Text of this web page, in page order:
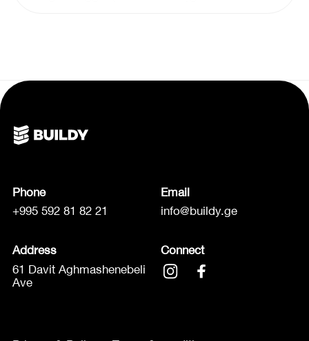
Phone
+995 592 81 82 21
Email
info@buildy.ge
Address
61 Davit Aghmashenebeli
Ave
Connect